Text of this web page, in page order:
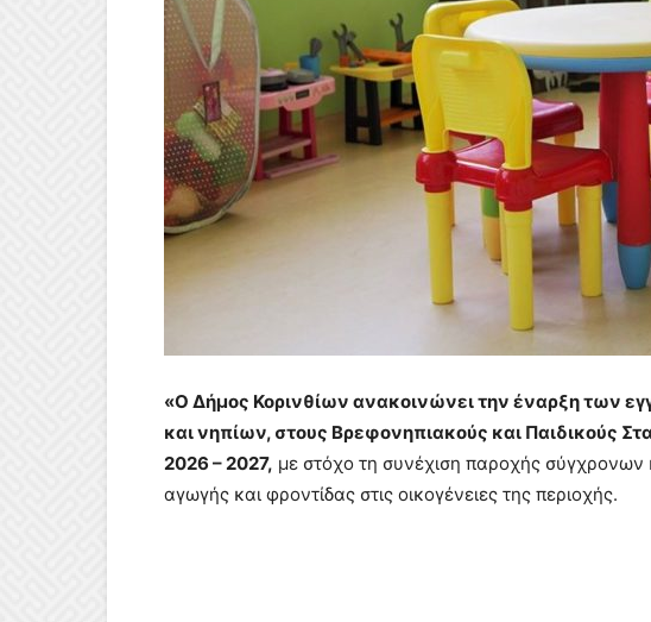
«Ο Δήμος Κορινθίων ανακοινώνει την έναρξη των
και νηπίων, στους Βρεφονηπιακούς και Παιδικούς
2026 – 2027, με στόχο τη συνέχιση παροχής σύγχρονων
αγωγής και φροντίδας στις οικογένειες της περιοχής.